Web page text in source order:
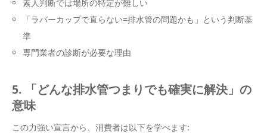
素人判断では場所の特定が難しい
「ラバーカップで直らない=排水管の問題かも」という判断基
準
専門業者の診断が必要な理由
5. 「どんな排水管つまりでも確実に解決」の
意味
この力強い宣言から、消費者は以下を学べます: